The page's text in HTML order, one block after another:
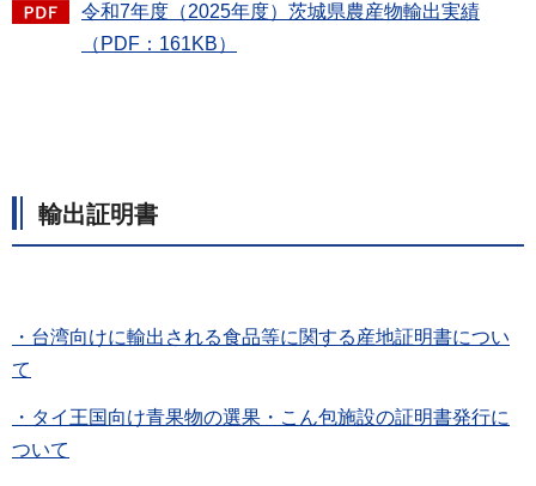
令和7年度（2025年度）茨城県農産物輸出実績
（PDF：161KB）
輸出証明書
・台湾向けに輸出される食品等に関する産地証明書につい
て
・タイ王国向け青果物の選果・こん包施設の証明書発行に
ついて